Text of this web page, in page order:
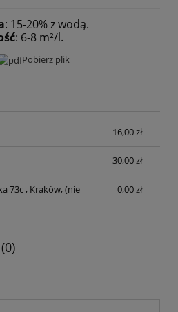
: 15-20% z wodą.
: 6-8 m²/l.
Pobierz plik
kosztów płatności
16,00 zł
30,00 zł
73c , Kraków, (nie
0,00 zł